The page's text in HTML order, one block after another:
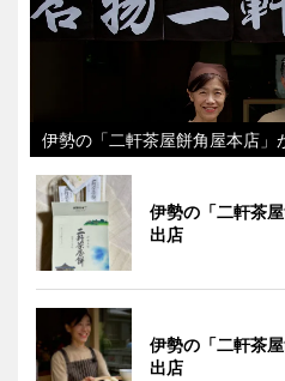
伊勢の「二軒茶屋餅角屋本店」
伊勢の「二軒茶
出店
伊勢の「二軒茶
出店